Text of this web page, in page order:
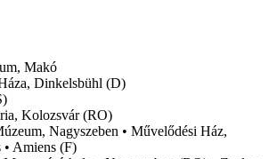
Makó
Dinkelsbühl (D)
Kolozsvár (RO)
Nagyszeben • Művelődési Ház,
Amiens (F)